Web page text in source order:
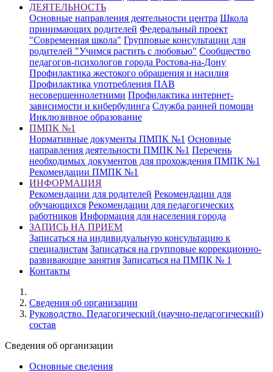
ДЕЯТЕЛЬНОСТЬ
Основные направления деятельности центра Школа
принимающих родителей Федеральный проект
"Современная школа" Групповые консультации для
родителей "Учимся растить с любовью" Сообщество
педагогов-психологов города Ростова-на-Дону
Профилактика жестокого обращения и насилия
Профилактика употребления ПАВ
несовершеннолетними Профилактика интернет-
зависимости и кибербулинга Служба ранней помощи
Инклюзивное образование
ПМПК №1
Нормативные документы ПМПК №1 Основные
направления деятельности ПМПК №1 Перечень
необходимых документов для прохождения ПМПК №1
Рекомендации ПМПК №1
ИНФОРМАЦИЯ
Рекомендации для родителей Рекомендации для
обучающихся Рекомендации для педагогических
работников Информация для населения города
ЗАПИСЬ НА ПРИЕМ
Записаться на индивидуальную консультацию к
специалистам Записаться на групповые коррекционно-
развивающие занятия Записаться на ПМПК № 1
Контакты
Cведения об организации
Руководство. Педагогический (научно-педагогический)
состав
Cведения об организации
Основные сведения